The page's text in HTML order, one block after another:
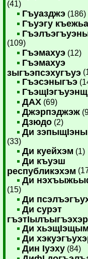
(41)
Гъуазджэ (186)
Гъуэгу
(109)
Гъэмахуэ (12)
Гъэмахуэ
зыгъэпсэхугъуэ
Гъэсэныгъэ
ГъэщIэгъуэнщ
ДАХ (69)
Джэрпэджэж
Дзюдо (2)
Ди
(33)
Ди куейхэм (1)
Ди къуэш
республикэхэм
Ди
(15)
Ди
Ди сурэт
гъэтIылъыгъэхэр
Ди хьэщIэщым
Ди
Дин Iуэху (84)